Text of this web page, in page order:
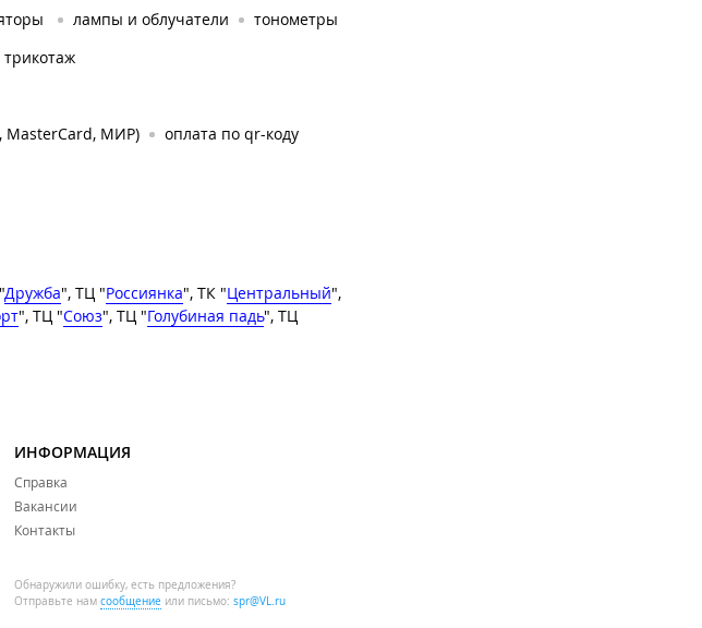
лампы и облучатели
тонометры
MasterCard, МИР) оплата по qr-коду
Дружба", ТЦ "Россиянка", ТК "Центральный",
", ТЦ "Союз", ТЦ "Голубиная падь", ТЦ
ИНФОРМАЦИЯ
Справка
Вакансии
Контакты
Обнаружили ошибку, есть предложения?
Отправьте нам сообщение или письмо: spr@VL.ru